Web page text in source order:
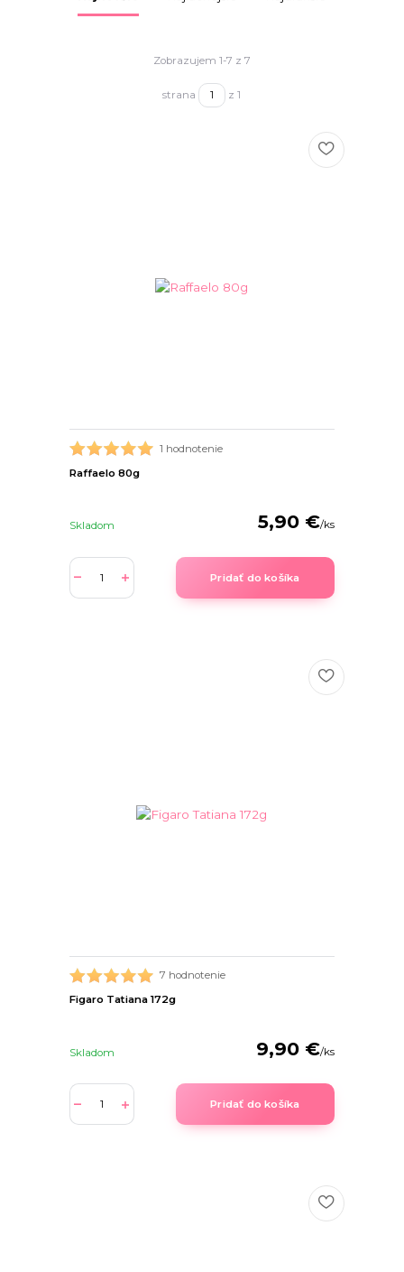
Zobrazujem 1-7 z 7
strana z 1
1 hodnotenie
Raffaelo 80g
5,90 €/ks
Skladom
Pridať do košíka
7 hodnotenie
Figaro Tatiana 172g
9,90 €/ks
Skladom
Pridať do košíka